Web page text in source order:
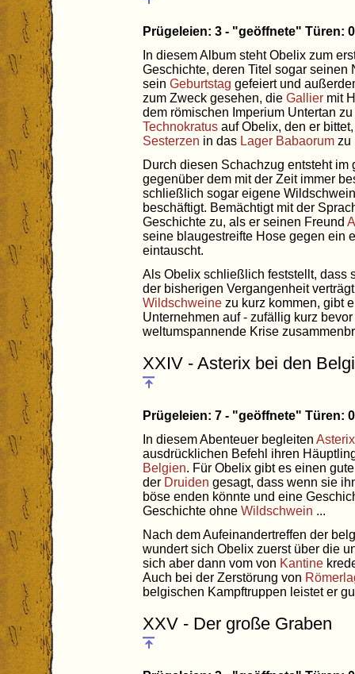
Prügeleien: 3 - "geöffnete" Türen:
In diesem Album steht Obelix zum
Geschichte, deren Titel sogar seinen
sein Geburtstag gefeiert und
zum Zweck gesehen, die Gallier mit
dem römischen Imperium Untertan
Technokratus auf Obelix, den er
Sesterzen in das Lager Babaorum zu
Durch diesen Schachzug entsteht
gegenüber dem mit der Zeit immer
schließlich sogar eigene
beschäftigt. Bemächtigt mit der
Geschichte zu, als er seinen Freund
seine blaugestreifte Hose gegen ein
eintauscht.
Als Obelix schließlich feststellt, dass
der bisherigen Vergangenheit
Wildschweine zu kurz kommen, gibt
Unternehmen auf - zufällig kurz
weltumspannende Krise
XXIV - Asterix bei den
Prügeleien: 7 - "geöffnete" Türen:
In diesem Abenteuer begleiten Asterix
ausdrücklichen Befehl ihren
Belgien. Für Obelix gibt es einen
der Druiden gesagt, dass wenn sie
böse enden könnte und eine
Geschichte ohne Wildschwein ...
Nach dem Aufeinandertreffen der
wundert sich Obelix zuerst über die
sich aber dann vom von Kantine
Auch bei der Zerstörung von
belgischen Kampftruppen leistet er
XXV - Der große Graben